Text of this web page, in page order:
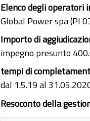
Elenco degli
Global Power spa (PI
Importo di
impegno presunto
tempi di
dal 1.5.19 al
Resoconto della